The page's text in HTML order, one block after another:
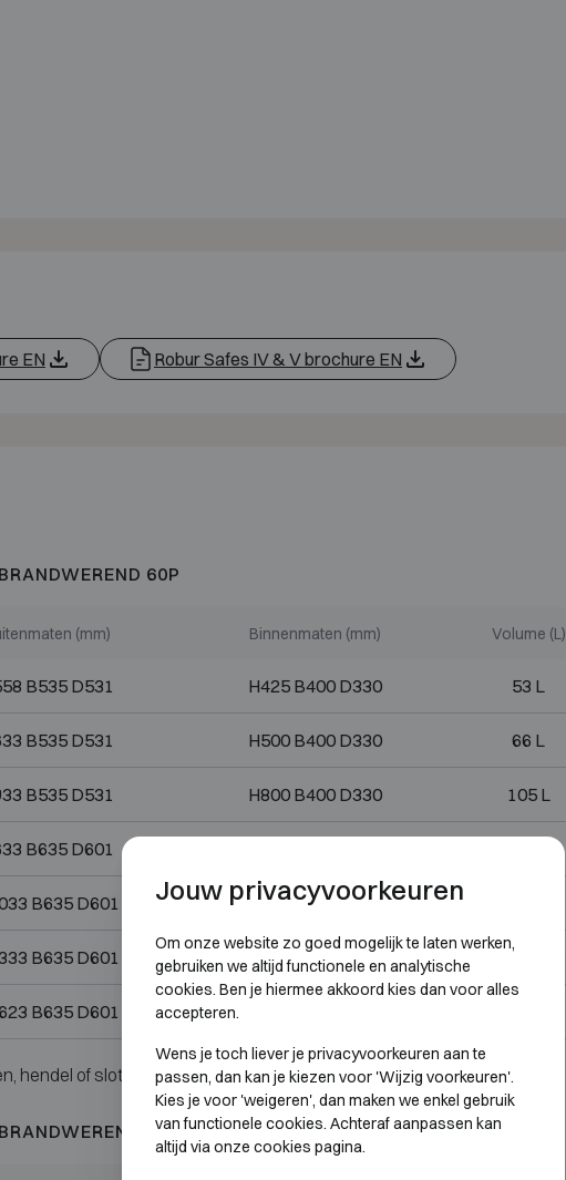
EN Robur Safes IV & V brochure EN
60P
(mm) Binnenmaten (mm) Volume (L)
B535 D531 H425 B400 D330 53 L
B535 D531 H500 B400 D330 66 L
B535 D531 H800 B400 D330 105 L
B635 D601
B635 D601 H900 B500 D400
B635 D601 H1200 B500 D400 240 L
B635 D601
hendel of slot.
60P
Jouw privacyvoorkeuren
Om onze website zo goed mogelijk te laten werken,
gebruiken we altijd functionele en analytische
cookies. Ben je hiermee akkoord kies dan voor alles
accepteren.
Wens je toch liever je privacyvoorkeuren aan te
passen, dan kan je kiezen voor 'Wijzig voorkeuren'.
Kies je voor 'weigeren', dan maken we enkel gebruik
van functionele cookies. Achteraf aanpassen kan
altijd via onze cookies pagina.